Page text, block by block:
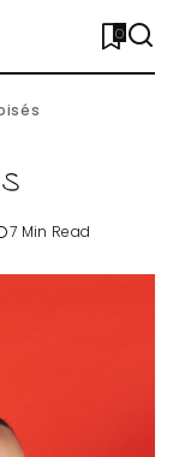
0
7 Min Read